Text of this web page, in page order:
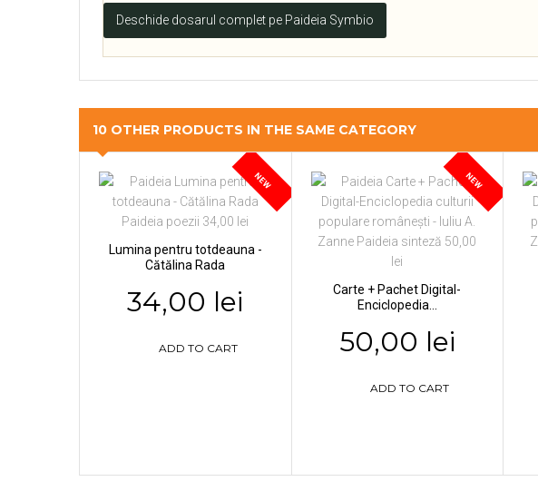
Deschide dosarul complet pe Paideia Symbio
10 OTHER PRODUCTS IN THE SAME CATEGORY
NEW
Lumina pentru totdeauna -
Cătălina Rada
34,00 lei
ADD TO CART
NEW
Carte + Pachet Digital-
Enciclopedia...
50,00 lei
ADD TO CART